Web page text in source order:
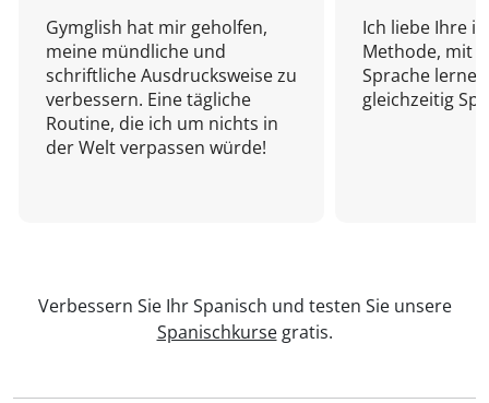
Gymglish hat mir geholfen,
meine mündliche und
schriftliche Ausdrucksweise zu
verbessern. Eine tägliche
Routine, die ich um nichts in
der Welt verpassen würde!
Ich liebe Ihre
Methode, mit
Sprache
gleichzeitig
Verbessern Sie Ihr Spanisch und testen Sie unsere
Spanischkursegratis.